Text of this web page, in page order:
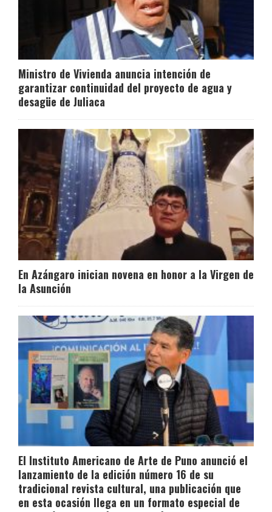
Ministro de Vivienda anuncia intención de
garantizar continuidad del proyecto de agua y
desagüe de Juliaca
En Azángaro inician novena en honor a la Virgen de
la Asunción
El Instituto Americano de Arte de Puno anunció el
lanzamiento de la edición número 16 de su
tradicional revista cultural, una publicación que
en esta ocasión llega en un formato especial de